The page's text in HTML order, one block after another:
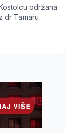
održana
dr Tamaru